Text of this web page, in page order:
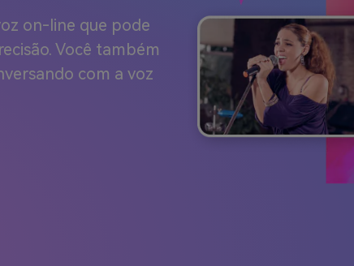
on-line que pode
Você também
com a voz